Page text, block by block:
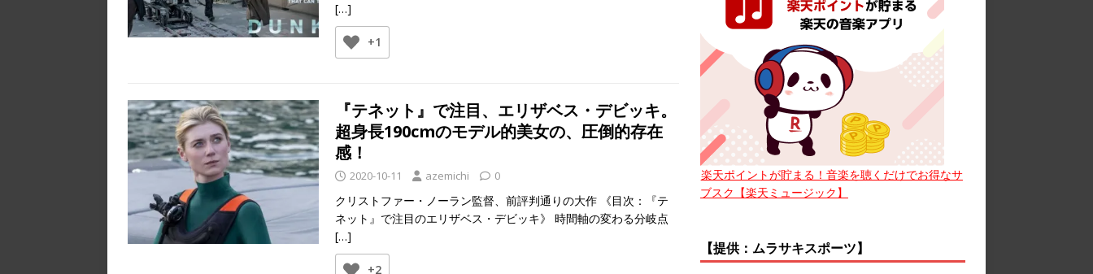
[…]
+1
『テネット』で注目、エリザベス・デビッキ。
超身長190cmのモデル的美女の、圧倒的存在
感！
2020-10-11 azemichi 0
クリストファー・ノーラン監督、前評判通りの大作 《目次：『テ
ネット』で注目のエリザベス・デビッキ》 時間軸の変わる分岐点
[…]
+2
楽天ポイントが貯まる！音楽を聴くだけでお得なサ
ブスク【楽天ミュージック】
【提供：ムラサキスポーツ】